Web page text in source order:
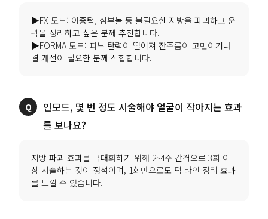
▶FX 모드: 이중턱, 심부볼 등 불필요한 지방을 파괴하고 윤
곽을 정리하고 싶은 분께 추천합니다.
▶FORMA 모드: 피부 탄력이 떨어져 잔주름이 고민이거나
결 개선이 필요한 분께 적합합니다.
인모드, 몇 번 정도 시술해야 얼굴이 작아지는 효과
를 보나요?
지방 파괴 효과를 극대화하기 위해 2~4주 간격으로 3회 이
상 시술하는 것이 정석이며, 1회만으로도 턱 라인 정리 효과
를 느낄 수 있습니다.